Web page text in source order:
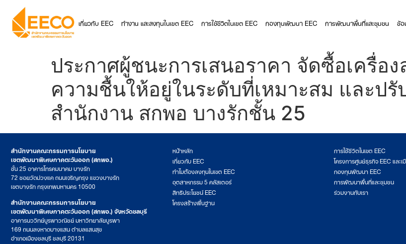
เกี่ยวกับ EEC ทำงาน และลงทุนในเขต EEC การใช้ชีวิตในเขต EEC กองทุนพัฒนา EEC การพัฒนาพื้นที่และชุมชน ข้อ
ประกาศผู้ชนะการเสนอราคา จัดซื้อเครื่อ
ความชื้นให้อยู่ในระดับที่เหมาะสม และป
สำนักงาน สกพอ บางรักชั้น 25
สำนักงานคณะกรรมการนโยบาย
เขตพัฒนาพิเศษภาคตะวันออก (สกพอ.)
ชั้น 25 อาคารโทรคมนาคม บางรัก
72 ซอยวัดม่วงแค ถนนเจริญกรุง แขวงบางรัก
เขตบางรัก กรุงเทพมหานคร 10500
สำนักงานคณะกรรมการนโยบาย
เขตพัฒนาพิเศษภาคตะวันออก (สกพอ.) จังหวัดชลบุรี
อาคารนววิทย์บูรพาวณิชย์ มหาวิทยาลัยบูรพา
169 ถนนลงหาดบางแสน ตำบลแสนสุข
อำเภอเมืองชลบุรี ชลบุรี 20131
หน้าหลัก
เกี่ยวกับ EEC
ทำไมต้องลงทุนในเขต EEC
อุตสาหกรรม 5 คลัสเตอร์
สิทธิประโยชน์ EEC
โครงสร้างพื้นฐาน
การใช้ชีวิตในเขต EEC
โครงการศูนย์ธุรกิจ EEC และ
กองทุนพัฒนา EEC
การพัฒนาพื้นที่และชุมชน
ร่วมงานกับเรา